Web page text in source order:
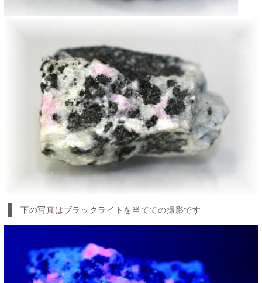
下の写真はブラックライトを当てての撮影です